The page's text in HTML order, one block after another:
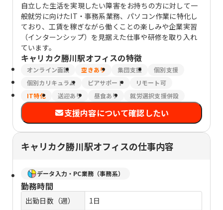
自立した生活を実現したい障害をお持ちの方に対して一
般就労に向けたIT・事務系業務、パソコン作業に特化し
ており、工賃を稼ぎながら働くことの楽しみや企業実習
（インターンシップ）を見据えた仕事や研修を取り入れ
ています。
キャリカク勝川駅オフィスの特徴
オンライン面談 空きあり 集団支援
個別支援
個別カリキュラム
ピアサポート
リモート可
IT特化
送迎あり 昼食あり 就労選択支援併設
支援内容について確認したい
キャリカク勝川駅オフィスの仕事内容
データ入力・PC業務（事務系）
勤務時間
出勤日数（週）
1日